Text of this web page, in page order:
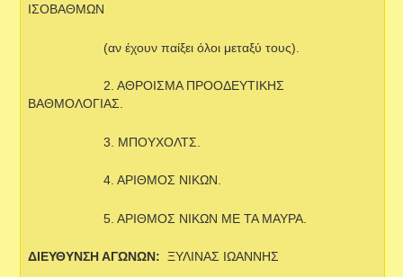
ΙΣΟΒΑΘΜΩΝ
(αν έχουν παίξει όλοι μεταξύ τους).
2. ΑΘΡΟΙΣΜΑ ΠΡΟΟΔΕΥΤΙΚΗΣ
ΒΑΘΜΟΛΟΓΙΑΣ.
3. ΜΠΟΥΧΟΛΤΣ.
4. ΑΡΙΘΜΟΣ ΝΙΚΩΝ.
5. ΑΡΙΘΜΟΣ ΝΙΚΩΝ ΜΕ ΤΑ ΜΑΥΡΑ.
ΔΙΕΥΘΥΝΣΗ ΑΓΩΝΩΝ: ΞΥΛΙΝΑΣ ΙΩΑΝΝΗΣ